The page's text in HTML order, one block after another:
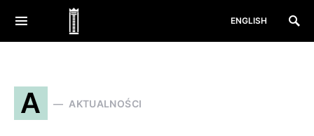
ENGLISH
A AKTUALNOŚCI